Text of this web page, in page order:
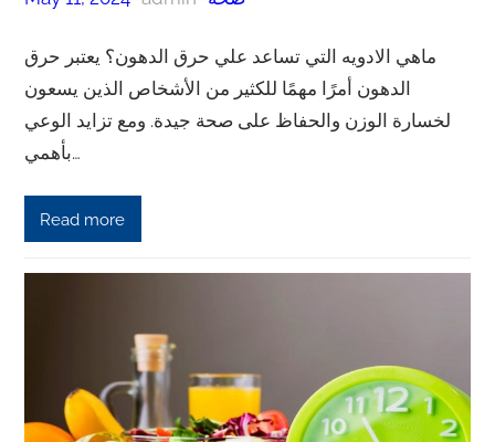
ماهي الادويه التي تساعد علي حرق الدهون؟ يعتبر حرق
الدهون أمرًا مهمًا للكثير من الأشخاص الذين يسعون
لخسارة الوزن والحفاظ على صحة جيدة. ومع تزايد الوعي
بأهمي…
Read more